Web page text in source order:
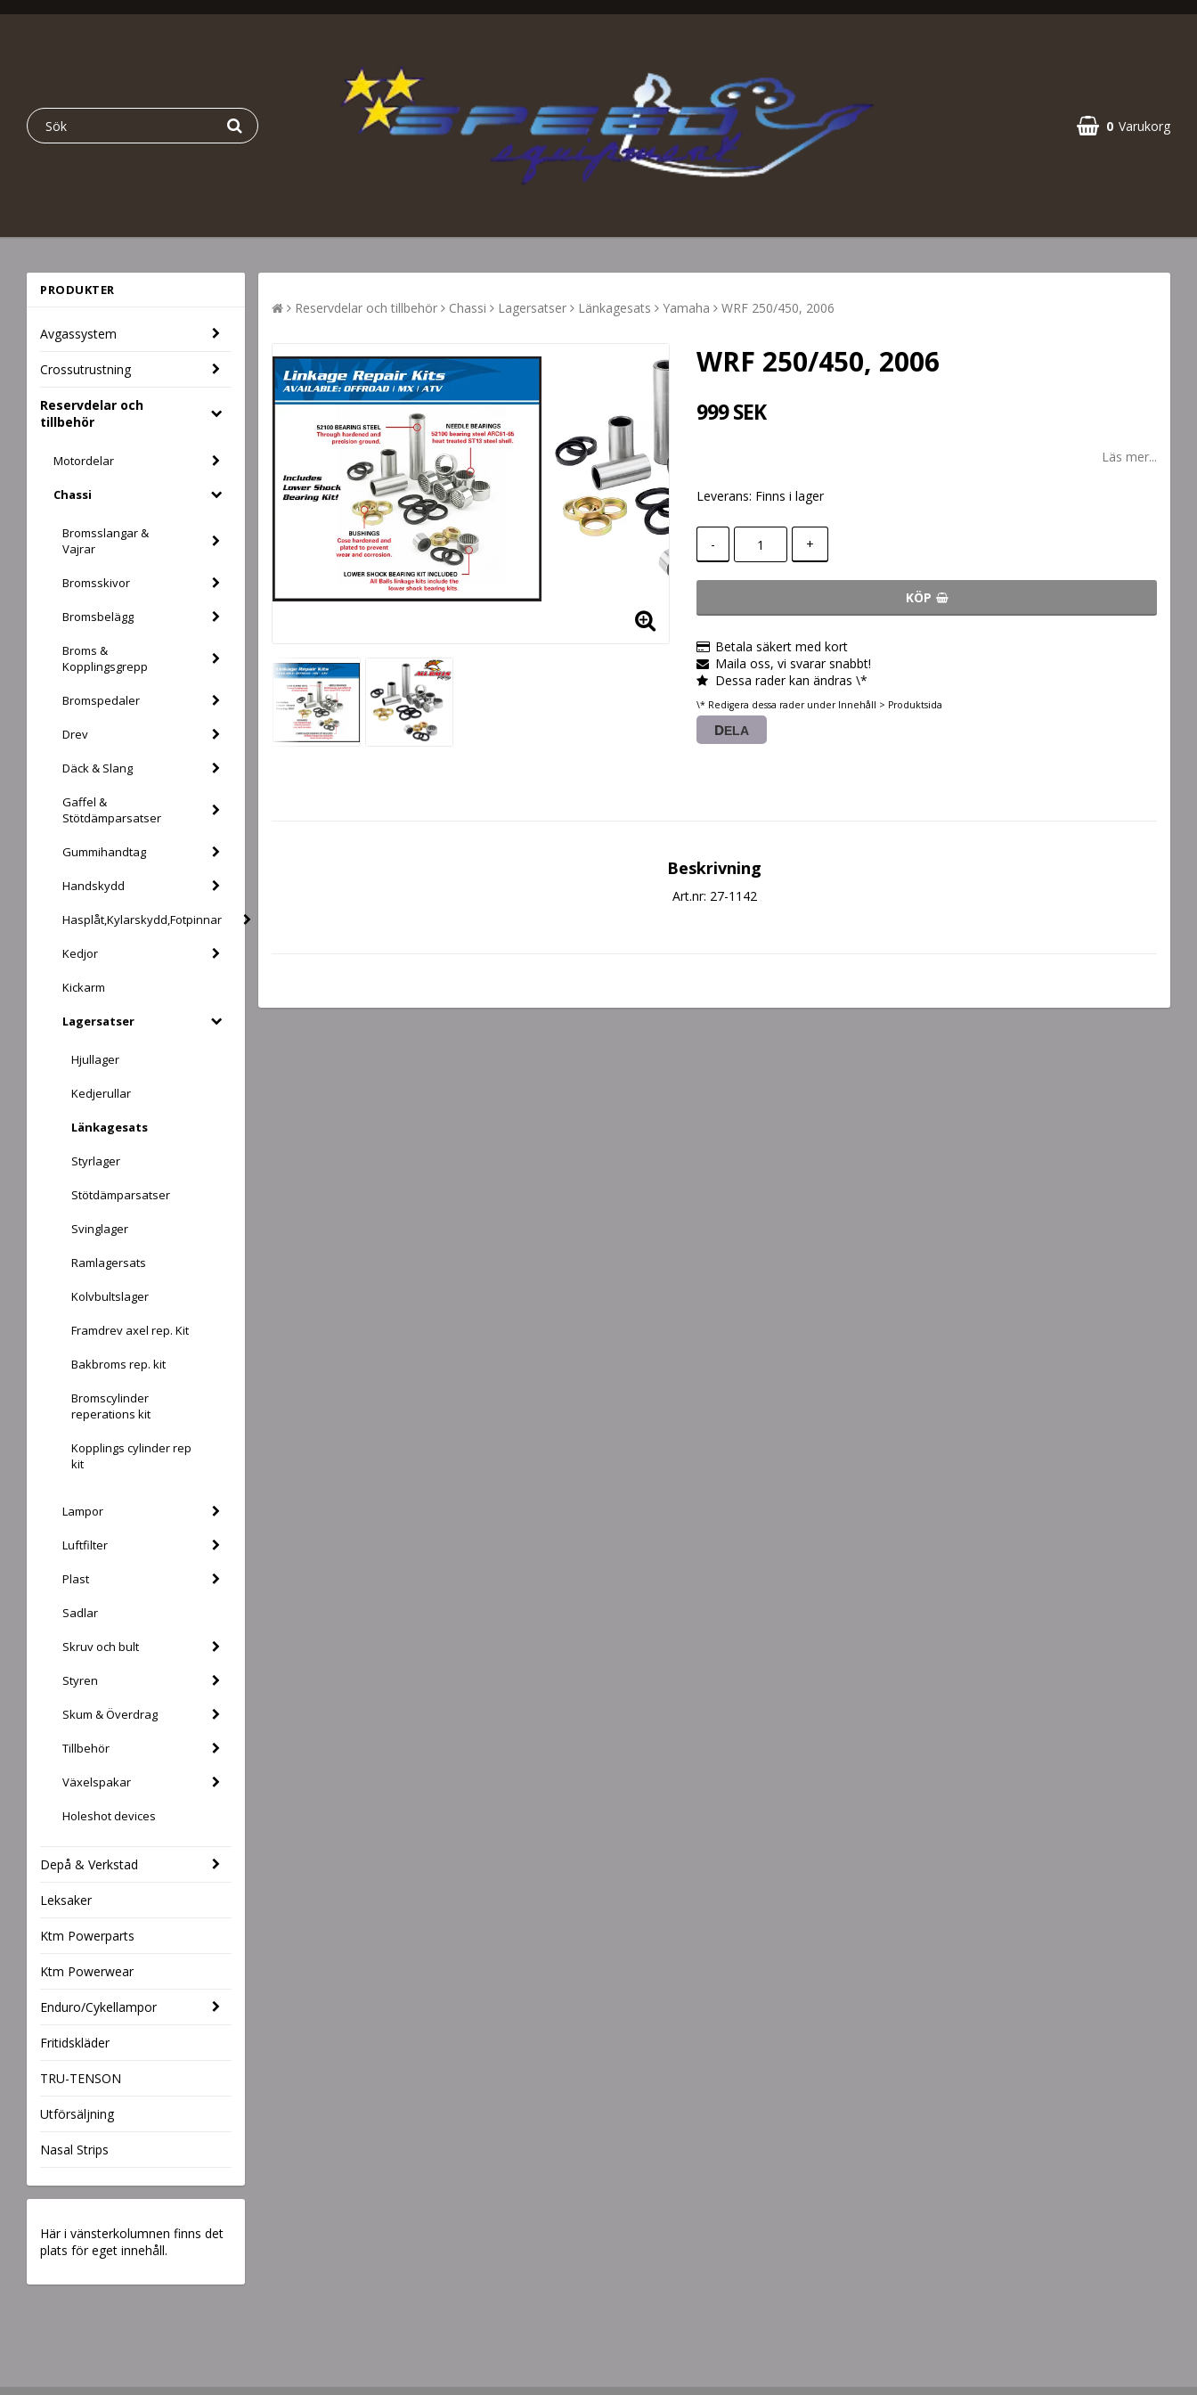
0 Varukorg
PRODUKTER
Avgassystem
Crossutrustning
Reservdelar och
tillbehör
Motordelar
Chassi
Bromsslangar &
Vajrar
Bromsskivor
Bromsbelägg
Broms &
Kopplingsgrepp
Bromspedaler
Drev
Däck & Slang
Gaffel &
Stötdämparsatser
Gummihandtag
Handskydd
Hasplåt,Kylarskydd,Fotpinnar
Kedjor
Kickarm
Lagersatser
Hjullager
Kedjerullar
Länkagesats
Styrlager
Stötdämparsatser
Svinglager
Ramlagersats
Kolvbultslager
Framdrev axel rep. Kit
Bakbroms rep. kit
Bromscylinder
reperations kit
Kopplings cylinder rep
kit
Lampor
Luftfilter
Plast
Sadlar
Skruv och bult
Styren
Skum & Överdrag
Tillbehör
Växelspakar
Holeshot devices
Depå & Verkstad
Leksaker
Ktm Powerparts
Ktm Powerwear
Enduro/Cykellampor
Fritidskläder
TRU-TENSON
Utförsäljning
Nasal Strips
Här i vänsterkolumnen finns det
plats för eget innehåll.
Reservdelar och tillbehör Chassi Lagersatser Länkagesats Yamaha WRF 250/450, 2006
WRF 250/450, 2006
999 SEK
Läs mer...
Leverans: Finns i lager
- +
KÖP
Betala säkert med kort
Maila oss, vi svarar snabbt!
Dessa rader kan ändras \*
\* Redigera dessa rader under Innehåll > Produktsida
DELA
Beskrivning
Art.nr: 27-1142